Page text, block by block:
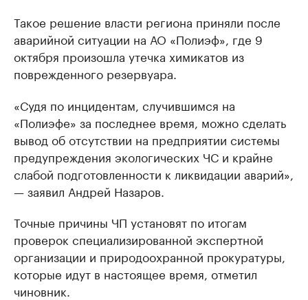
Такое решение власти региона приняли после
аварийной ситуации на АО «Полиэф», где 9
октября произошла утечка химикатов из
поврежденного резервуара.
«Судя по инцидентам, случившимся на
«Полиэфе» за последнее время, можно сделать
вывод об отсутствии на предприятии системы
предупреждения экологических ЧС и крайне
слабой подготовленности к ликвидации аварий»,
— заявил Андрей Назаров.
Точные причины ЧП установят по итогам
проверок специализированной экспертной
организации и природоохранной прокуратуры,
которые идут в настоящее время, отметил
чиновник.